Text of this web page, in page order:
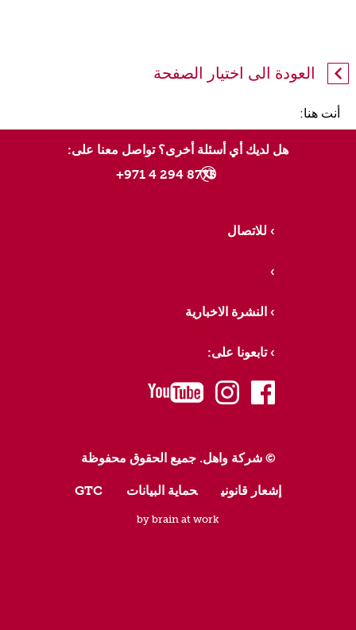
العودة الى اختيار الصفحة
أنت هنا:
هل لديك أي أسئلة أخرى؟ تواصل معنا على:
8775 294 4 971+
للاتصال
النشرة الاخبارية
تابعونا على:
facebook
instagram
youtube
© شركة واهل. جميع الحقوق محفوظة
إشعار قانوني حماية البيانات GTC
by brain at work